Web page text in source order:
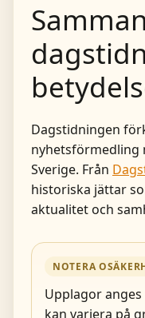
Dagstidningen
nyhetsförmedling
Sverige. Från
historiska jättar
aktualitet och
NOTERA
Upplagor
kan variera på